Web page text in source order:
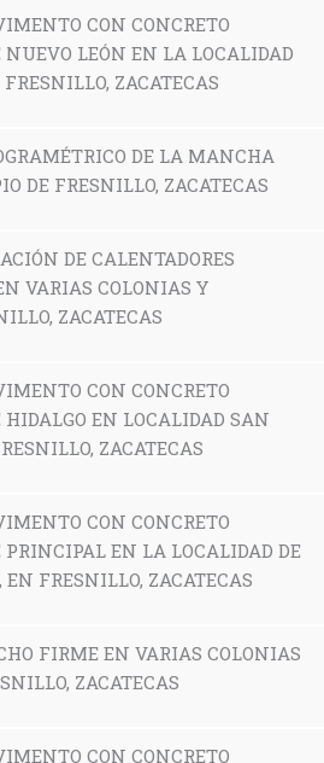
CON CONCRETO
LEÓN EN LA LOCALIDAD
ZACATECAS
DE LA MANCHA
DE FRESNILLO, ZACATECAS
DE CALENTADORES
VARIAS COLONIAS Y
ZACATECAS
CON CONCRETO
EN LOCALIDAD SAN
ZACATECAS
CON CONCRETO
EN LA LOCALIDAD DE
EN FRESNILLO, ZACATECAS
FIRME EN VARIAS COLONIAS
ZACATECAS
CON CONCRETO